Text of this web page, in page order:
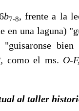
b7-8, frente a la
en una laguna)
bien
como el ms. O-F,
al taller